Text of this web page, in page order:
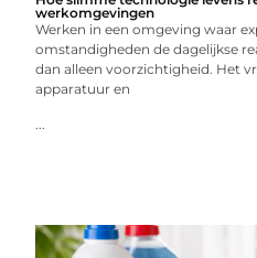
werkomgevingen
Werken in een omgeving waar
omstandigheden de dagelijkse
dan alleen voorzichtigheid. Het
apparatuur en
...